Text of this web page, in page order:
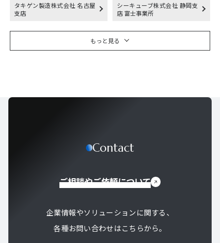
タキゲン製造株式会社 名古屋
支店
シーキューブ株式会社 静岡支
店 富士事業所
もっと見る
Contact
ご相談やご依頼について
企業情報やソリューションに関する、
各種お問い合わせはこちらから。